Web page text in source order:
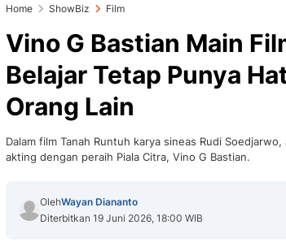
Home ShowBiz Film
Vino G Bastian Main
Belajar Tetap Punya
Orang Lain
Dalam film Tanah Runtuh karya sineas Rudi
akting dengan peraih Piala Citra, Vino G Bastian.
OlehWayan Diananto
Diterbitkan 19 Juni 2026, 18:00 WIB